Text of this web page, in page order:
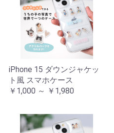
iPhone 15 ダウンジャケッ
ト風 スマホケース
￥1,000 ～ ￥1,980